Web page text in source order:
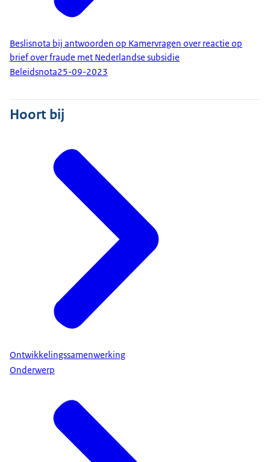
Beslisnota bij antwoorden op Kamervragen over reactie op
brief over fraude met Nederlandse subsidie
Beleidsnota25-09-2023
Hoort bij
Ontwikkelingssamenwerking
Onderwerp